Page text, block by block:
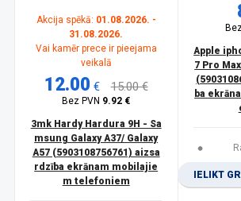
Akcija spēkā: 01.08.2026. -
31.08.2026.
Vai kamēr prece ir pieejama
veikalā
12.00 € 15.00 €
Bez PVN 9.92 €
3mk Hardy Hardura 9H - Sa
msung Galaxy A37/ Galaxy
A57 (5903108756761) aizsa
rdzība ekrānam mobilajie
m telefoniem
Apple
7 Pro
ba
IELIKT